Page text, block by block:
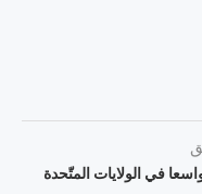
في الولايات المتّحدة